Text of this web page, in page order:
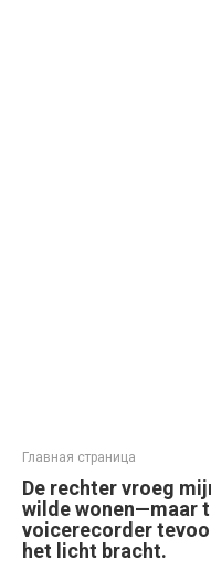
Главная страница
De rechter vroeg
wilde wonen—maar
voicerecorder
het licht bracht.